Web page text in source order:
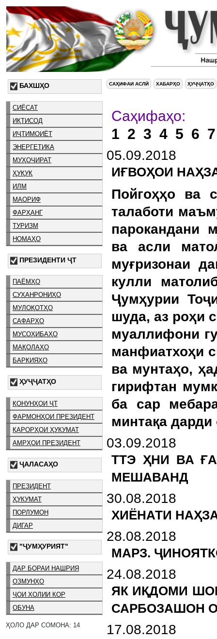
БАХШҲО
СИЁСАТ
ИҚТИСОД
ИҶТИМОИЁТ
ЭНЕРГЕТИКА
МУҲОҶИРАТ
ҲУҚУҚ
ИЛМ
МАОРИФ
ФАРҲАНГ
ТУРИЗМ
НОМАҲО
ПРЕЗИДЕНТИ ҶТ
ПАЁМҲО
СУХАНРОНИҲО
МУЛОҚОТҲО
САФАРҲО
МУСОҲИБАҲО
МАҚОЛАҲО
БАРҚИЯҲО
ҲУҶҶАТҲО
ҚОНУНҲОИ ҶТ
ФАРМОНҲОИ ПРЕЗИДЕНТ
ҚАРОРҲОИ ҲУКУМАТ
АМРҲОИ ПРЕЗИДЕНТ
ҶАЛАСАҲО
ПРЕЗИДЕНТ
ҲУКУМАТ
ПОРЛУМОН
ДИГАР
"ҶУМҲУРИЯТ"
ДАР БОРАИ НАШРИЯ
ОЗМУНҲО
ҶОИ ХОЛИИ КОР
ОБУНА
ҲОЛО ДАР СОМОНА: 14
САҲИФАИ АСЛӢ ХАБАРҲО ҲУҶҶАТҲО
1 2 3 4 5 6 7
05.09.2018
ИҒВОҲОИ
Пойгоҳҳо ва
талаботи
парокандани
ва асли
муғризонаи
кулли
Ҷумҳурии
шуда, аз роҳи
муаллифони
манфиатхоҳи
ва мунтаҳо,
гирифтан
ба сар
минтақа дарди
03.09.2018
ТТЭ ҲНИ ВА
МЕШАВАНД
30.08.2018
ХИЁНАТИ
28.08.2018
МАРЗ.
24.08.2018
ЯК ИҚДОМИ
САРБОЗАШОН
17.08.2018